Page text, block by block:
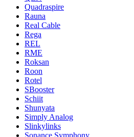
Quadraspire
Rauna
Real Cable
Rega
REL
RME
Roksan
Roon
Rotel
SBooster
Schiit
Shunyata
Simply Analog
Slinkylinks
Sonance Symphony